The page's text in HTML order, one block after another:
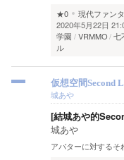
★0
現代ファン
2020年5月22日
学園
VRMMO 七
ル
仮想空間Second
城あや
[結城あや的
城あや
アバターに対するそ